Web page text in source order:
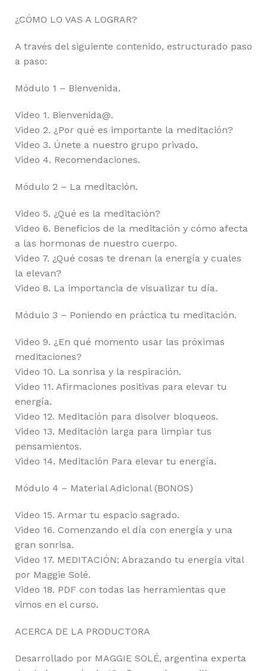
¿CÓMO LO VAS A LOGRAR?
A través del siguiente contenido, estructurado paso
a paso:
Módulo 1 – Bienvenida.
Video 1. Bienvenida@.
Video 2. ¿Por qué es importante la meditación?
Video 3. Únete a nuestro grupo privado.
Video 4. Recomendaciones.
Módulo 2 – La meditación.
Video 5. ¿Qué es la meditación?
Video 6. Beneficios de la meditación y cómo afecta
a las hormonas de nuestro cuerpo.
Video 7. ¿Qué cosas te drenan la energía y cuales
la elevan?
Video 8. La importancia de visualizar tu día.
Módulo 3 – Poniendo en práctica tu meditación.
Video 9. ¿En qué momento usar las próximas
meditaciones?
Video 10. La sonrisa y la respiración.
Video 11. Afirmaciones positivas para elevar tu
energía.
Video 12. Meditación para disolver bloqueos.
Video 13. Meditación larga para limpiar tus
pensamientos.
Video 14. Meditación Para elevar tu energía.
Módulo 4 – Material Adicional (BONOS)
Video 15. Armar tu espacio sagrado.
Video 16. Comenzando el día con energía y una
gran sonrisa.
Video 17. MEDITACIÓN: Abrazando tu energía vital
por Maggie Solé.
Video 18. PDF con todas las herramientas que
vimos en el curso.
ACERCA DE LA PRODUCTORA
Desarrollado por MAGGIE SOLÉ, argentina experta